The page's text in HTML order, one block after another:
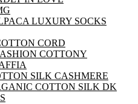
LUXURY SOCKS
CORD
COTTONY
SILK CASHMERE
COTTON SILK DK